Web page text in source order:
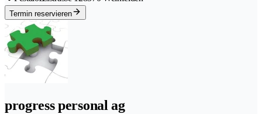
Termin reservieren
progress personal ag